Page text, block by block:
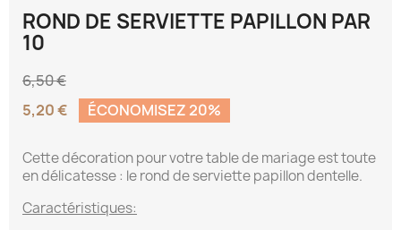
ROND DE SERVIETTE PAPILLON PAR
10
6,50 €
5,20 €
ÉCONOMISEZ 20%
Cette décoration pour votre table de mariage est toute
en délicatesse : le rond de serviette papillon dentelle.
Caractéristiques: